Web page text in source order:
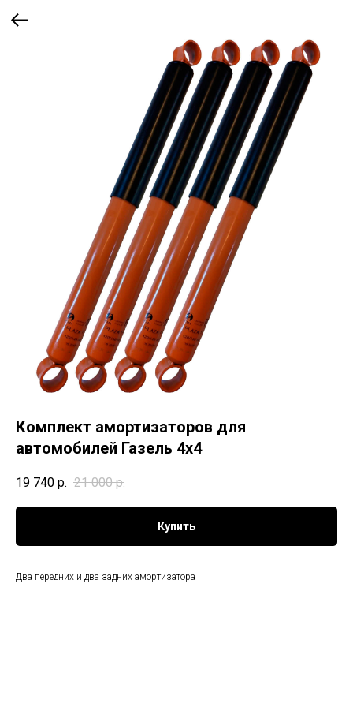
Комплект амортизаторов для
автомобилей Газель 4х4
19 740 р. 21 000 р.
Купить
Два передних и два задних амортизатора